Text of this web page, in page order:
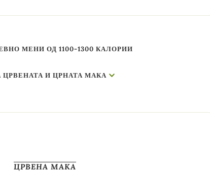
МЕНИ ОД 1100-1300 КАЛОРИИ
И ЦРНАТА МАКА
ЦРВЕНА МАКА